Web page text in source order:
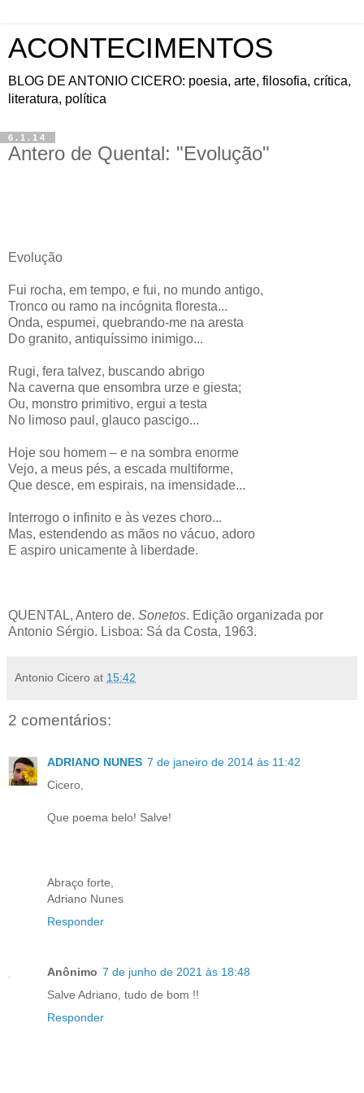
ACONTECIMENTOS
BLOG DE ANTONIO CICERO: poesia, arte, filosofia, crítica,
literatura, política
6.1.14
Antero de Quental: "Evolução"
Evolução
Fui rocha, em tempo, e fui, no mundo antigo,
Tronco ou ramo na incógnita floresta...
Onda, espumei, quebrando-me na aresta
Do granito, antiquíssimo inimigo...
Rugi, fera talvez, buscando abrigo
Na caverna que ensombra urze e giesta;
Ou, monstro primitivo, ergui a testa
No limoso paul, glauco pascigo...
Hoje sou homem – e na sombra enorme
Vejo, a meus pés, a escada multiforme,
Que desce, em espirais, na imensidade...
Interrogo o infinito e às vezes choro...
Mas, estendendo as mãos no vácuo, adoro
E aspiro unicamente à liberdade.
QUENTAL, Antero de. Sonetos. Edição organizada por
Antonio Sérgio. Lisboa: Sá da Costa, 1963.
Antonio Cicero at 15:42
2 comentários:
ADRIANO NUNES 7 de janeiro de 2014 às 11:42
Cicero,
Que poema belo! Salve!
Abraço forte,
Adriano Nunes
Responder
Anônimo 7 de junho de 2021 às 18:48
Salve Adriano, tudo de bom !!
Responder